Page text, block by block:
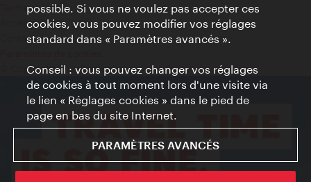
Terms of Use
Accessibilité
Contact presse
© Copyright WienTourismus
possible. Si vous ne voulez pas accepter ces
cookies, vous pouvez modifier vos réglages
standard dans « Paramètres avancés ».
Conseil : vous pouvez changer vos réglages
de cookies à tout moment lors d'une visite via
le lien « Réglages cookies » dans le pied de
page en bas du site Internet.
PARAMÈTRES AVANCÉS